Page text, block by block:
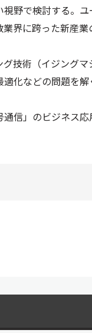
野で検討する。
界に跨った新産業
技術（イジング
化などの問題を
信」のビジネス